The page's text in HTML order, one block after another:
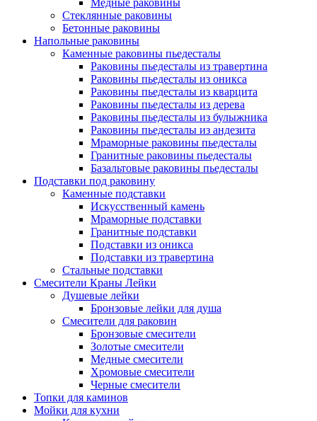
Медные раковины
Стеклянные раковины
Бетонные раковины
Напольные раковины
Каменные раковины пьедесталы
Раковины пьедесталы из травертина
Раковины пьедесталы из оникса
Раковины пьедесталы из кварцита
Раковины пьедесталы из дерева
Раковины пьедесталы из булыжника
Раковины пьедесталы из андезита
Мраморные раковины пьедесталы
Гранитные раковины пьедесталы
Базальтовые раковины пьедесталы
Подставки под раковину
Каменные подставки
Искусственный камень
Мраморные подставки
Гранитные подставки
Подставки из оникса
Подставки из травертина
Стальные подставки
Смесители Краны Лейки
Душевые лейки
Бронзовые лейки для душа
Смесители для раковин
Бронзовые смесители
Золотые смесители
Медные смесители
Хромовые смесители
Черные смесители
Топки для каминов
Мойки для кухни